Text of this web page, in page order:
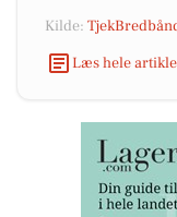
Kilde:
Læs hele